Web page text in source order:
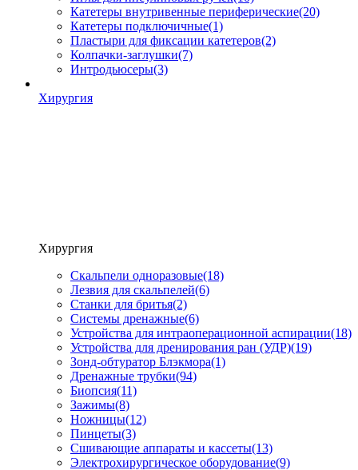
Катетеры внутривенные периферические(20)
Катетеры подключичные(1)
Пластыри для фиксации катетеров(2)
Колпачки-заглушки(7)
Интродьюсеры(3)
Хирургия
Хирургия
Скальпели одноразовые(18)
Лезвия для скальпелей(6)
Станки для бритья(2)
Системы дренажные(6)
Устройства для интраоперационной аспирации(18)
Устройства для дренирования ран (УДР)(19)
Зонд-обтуратор Блэкмора(1)
Дренажные трубки(94)
Биопсия(11)
Зажимы(8)
Ножницы(12)
Пинцеты(3)
Сшивающие аппараты и кассеты(13)
Электрохирургическое оборудование(9)